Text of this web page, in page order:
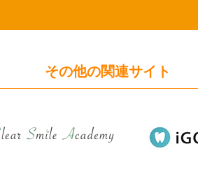
その他の関連サイト